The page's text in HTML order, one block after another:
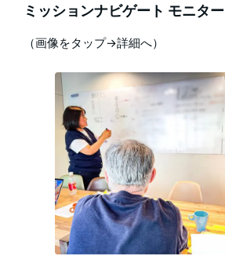
ミッションナビゲート モニター
（画像をタップ→詳細へ）